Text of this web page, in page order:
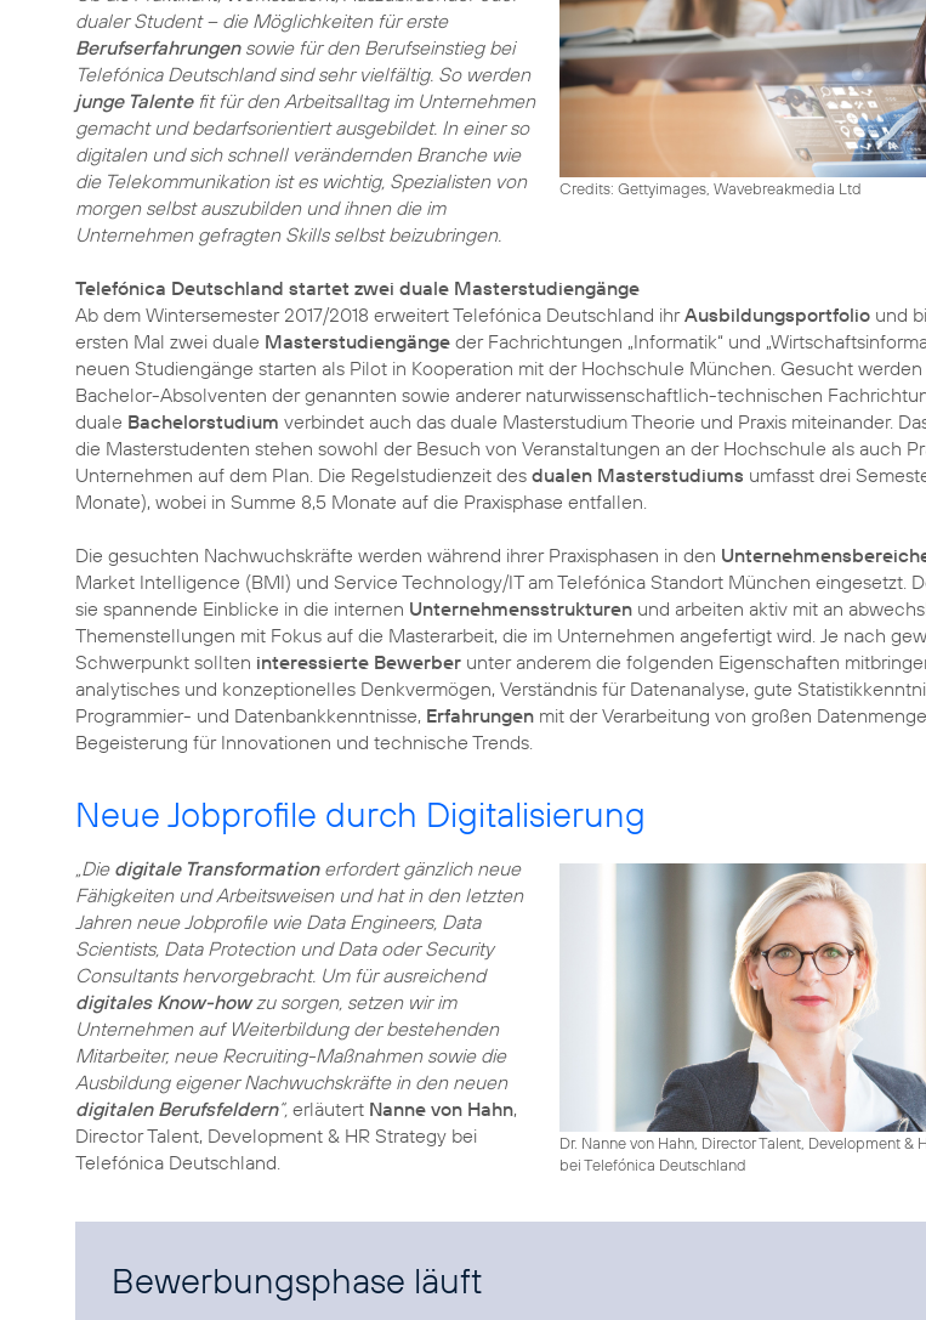
Credits: Gettyimages, Wavebreakmedia Ltd
dualer Student – die Möglichkeiten für erste
Berufserfahrungensowie für den Berufseinstieg bei
Telefónica Deutschland sind sehr vielfältig. So werden
junge Talentefit für den Arbeitsalltag im Unternehmen
gemacht und bedarfsorientiert ausgebildet. In einer so
digitalen und sich schnell verändernden Branche wie
die Telekommunikation ist es wichtig, Spezialisten von
morgen selbst auszubilden und ihnen die im
Unternehmen gefragten Skills selbst beizubringen.
Telefónica Deutschland startet zwei duale Masterstudiengänge
Ab dem Wintersemester 2017/2018 erweitert Telefónica Deutschland ihrAusbildungsportfolio und
ersten Mal zwei duale Masterstudiengänge der Fachrichtungen „Informatik“ und
neuen Studiengänge starten als Pilot in Kooperation mit der Hochschule München. Gesucht
Bachelor-Absolventen der genannten sowie anderer naturwissenschaftlich-technischen
duale Bachelorstudium verbindet auch das duale Masterstudium Theorie und Praxis miteinander.
die Masterstudenten stehen sowohl der Besuch von Veranstaltungen an der Hochschule als auch
Unternehmen auf dem Plan. Die Regelstudienzeit des dualen Masterstudiums umfasst drei
Monate), wobei in Summe 8,5 Monate auf die Praxisphase entfallen.
Die gesuchten Nachwuchskräfte werden während ihrer Praxisphasen in den
Market Intelligence (BMI) und Service Technology/IT am Telefónica Standort München eingesetzt.
sie spannende Einblicke in die internen Unternehmensstrukturen und arbeiten aktiv mit an
Themenstellungen mit Fokus auf die Masterarbeit, die im Unternehmen angefertigt wird. Je nach
Schwerpunkt sollten interessierte Bewerber unter anderem die folgenden Eigenschaften
analytisches und konzeptionelles Denkvermögen, Verständnis für Datenanalyse, gute
Programmier- und Datenbankkenntnisse, Erfahrungen mit der Verarbeitung von großen
Begeisterung für Innovationen und technische Trends.
Neue Jobprofile durch Digitalisierung
Dr. Nanne von Hahn, Director Talent, Development &
bei Telefónica Deutschland
„Die digitale Transformationerfordert gänzlich neue
Fähigkeiten und Arbeitsweisen und hat in den letzten
Jahren neue Jobprofile wie Data Engineers, Data
Scientists, Data Protection und Data oder Security
Consultants hervorgebracht. Um für ausreichend
digitales Know-howzu sorgen, setzen wir im
Unternehmen auf Weiterbildung der bestehenden
Mitarbeiter, neue Recruiting-Maßnahmen sowie die
Ausbildung eigener Nachwuchskräfte in den neuen
digitalen Berufsfeldern“, erläutert Nanne von Hahn,
Director Talent, Development & HR Strategy bei
Telefónica Deutschland.
Bewerbungsphase läuft